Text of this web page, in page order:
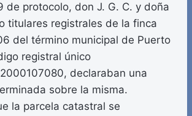
de protocolo, don J. G. C. y doña
titulares registrales de la finca
del término municipal de Puerto
registral único
declaraban una
sobre la misma.
la parcela catastral se